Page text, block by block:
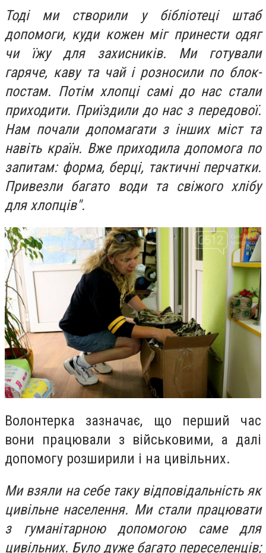
Тоді ми створили у бібліотеці штаб
допомоги, куди кожен міг принести одяг
чи їжу для захисників. Ми готували
гаряче, каву та чай і розносили по блок-
постам. Потім хлопці самі до нас стали
приходити. Приїздили до нас з передової.
Нам почали допомагати з інших міст та
навіть країн. Вже приходила допомога по
запитам: форма, берці, тактичні перчатки.
Привезли багато води та свіжого хлібу
для хлопців".
Волонтерка зазначає, що перший час
вони працювали з військовими, а далі
допомогу розширили і на цивільних.
Ми взяли на себе таку відповідальність як
цивільне населення. Ми стали працювати
з гуманітарною допомогою саме для
цивільних. Було дуже багато переселенців;